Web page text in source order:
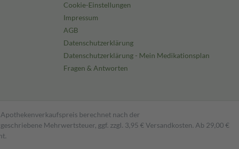
Cookie-Einstellungen
Impressum
AGB
Datenschutzerklärung
Datenschutzerklärung - Mein Medikationsplan
Fragen & Antworten
berechnet nach der
Mehrwertsteuer, ggf. zzgl. 3,95 € Versandkosten. Ab 29,00 €